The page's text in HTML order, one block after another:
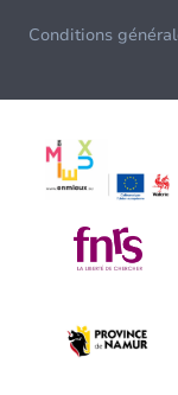
Conditions